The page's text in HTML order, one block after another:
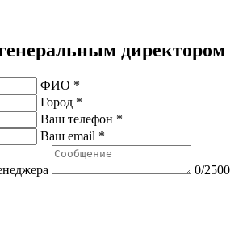
директором
ФИО *
Город *
Ваш телефон *
Ваш email *
0/2500